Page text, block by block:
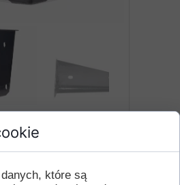
do łóżka i sofy –
które są